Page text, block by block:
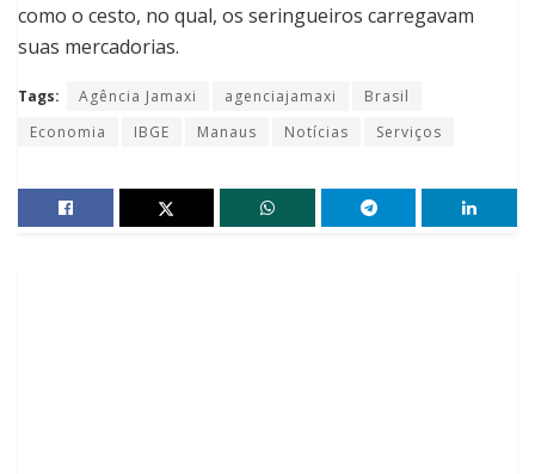
como o cesto, no qual, os seringueiros carregavam
suas mercadorias.
Tags: Agência Jamaxi agenciajamaxi
Brasil
Economia
IBGE Manaus Notícias Serviços